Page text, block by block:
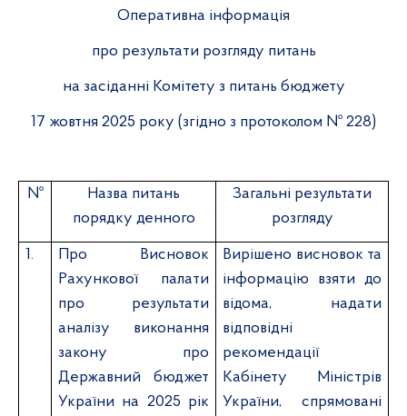
Оперативна інформація
про результати розгляду питань
на засіданні Комітету з питань бюджету
17 жовтня 2025 року (згідно з протоколом № 228)
№
Назва питань
порядку денного
Загальні результати
розгляду
1.
Про Висновок
Рахункової палати
про результати
аналізу виконання
закону про
Державний бюджет
України на 2025 рік
Вирішено висновок та
інформацію взяти до
відома, надати
відповідні
рекомендації
Кабінету Міністрів
України, спрямовані